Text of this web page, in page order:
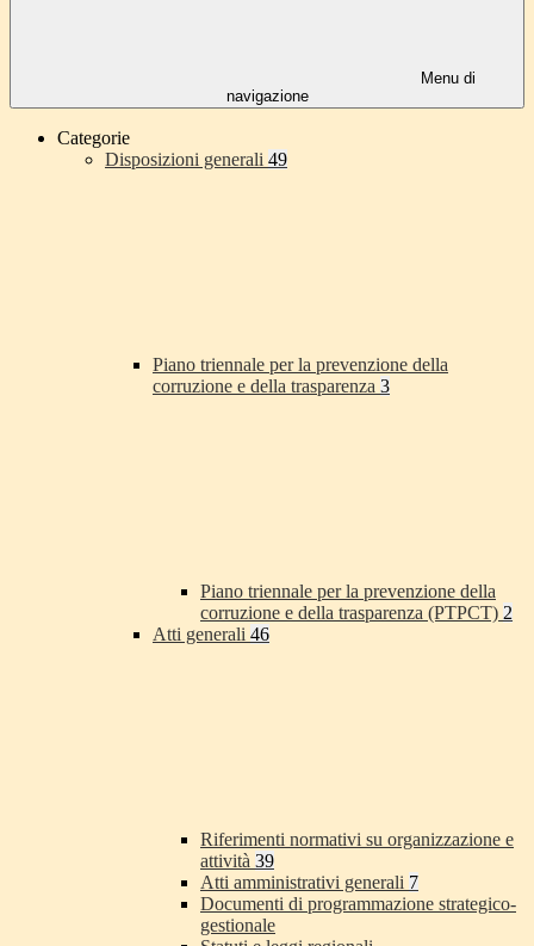
Menu di
navigazione
Categorie
Disposizioni generali 49
Piano triennale per la prevenzione della
corruzione e della trasparenza 3
Piano triennale per la prevenzione della
corruzione e della trasparenza (PTPCT) 2
Atti generali 46
Riferimenti normativi su organizzazione e
attività 39
Atti amministrativi generali 7
Documenti di programmazione strategico-
gestionale